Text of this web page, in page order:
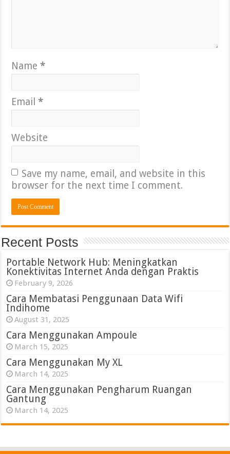
Name*
Email*
Website
Save my name, email, and website in this
browser for the next time I comment.
Recent Posts
Portable Network Hub: Meningkatkan
Konektivitas Internet Anda dengan Praktis
February 9, 2026
Cara Membatasi Penggunaan Data Wifi
Indihome
August 31, 2025
Cara Menggunakan Ampoule
March 15, 2025
Cara Menggunakan My XL
March 14, 2025
Cara Menggunakan Pengharum Ruangan
Gantung
March 14, 2025